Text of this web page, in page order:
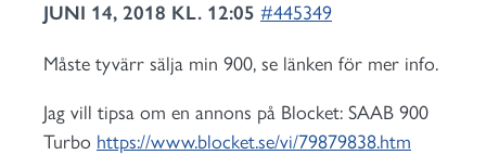
JUNI 14, 2018 KL. 12:05 #445349
Måste tyvärr sälja min 900, se länken för mer info.
Jag vill tipsa om en annons på Blocket: SAAB 900
Turbo https://www.blocket.se/vi/79879838.htm